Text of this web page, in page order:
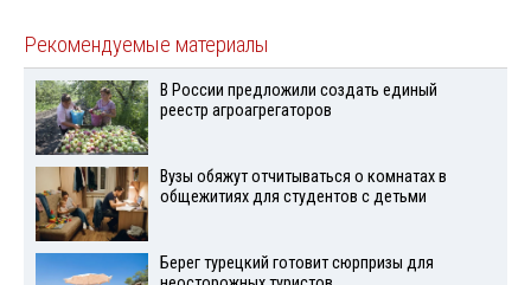
Рекомендуемые материалы
В России предложили создать единый
реестр агроагрегаторов
Вузы обяжут отчитываться о комнатах в
общежитиях для студентов с детьми
Берег турецкий готовит сюрпризы для